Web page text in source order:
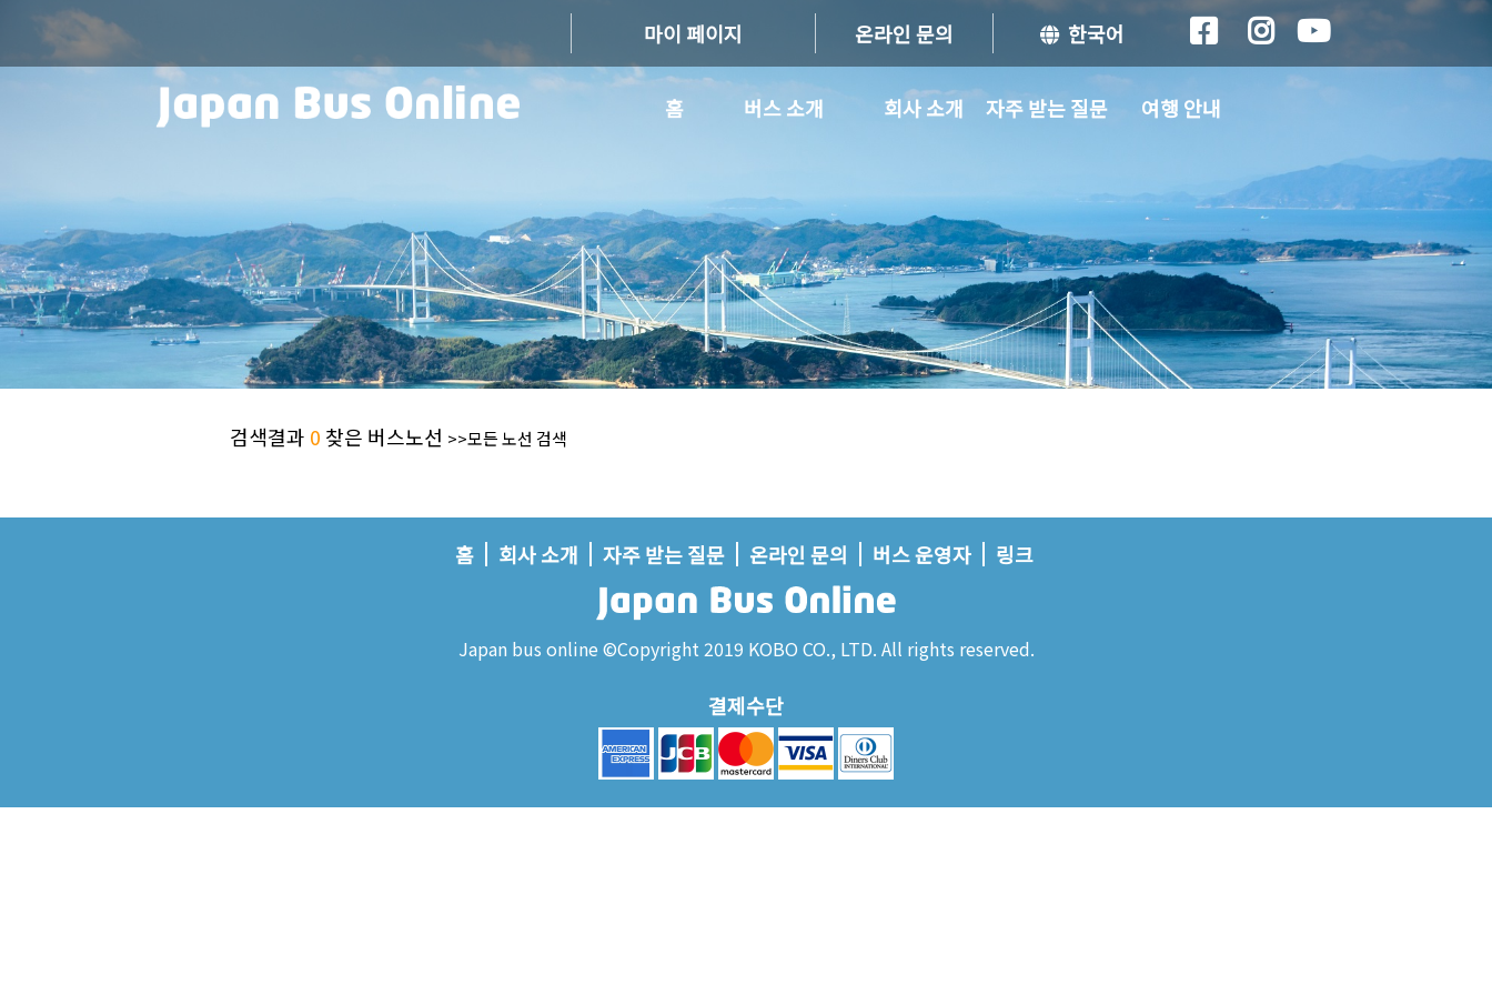
마이 페이지 온라인 문의 한국어
홈 버스 소개 회사 소개 자주 받는 질문 여행 안내
검색결과 0 찾은 버스노선 >>모든 노선 검색
홈 회사 소개 자주 받는 질문 온라인 문의 버스 운영자 링크
Japan bus online ©Copyright 2019 KOBO CO., LTD. All rights reserved.
결제수단